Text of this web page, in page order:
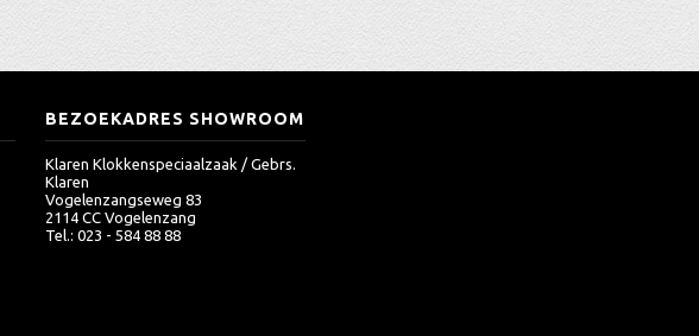
BEZOEKADRES SHOWROOM
Klaren Klokkenspeciaalzaak / Gebrs.
Klaren
Vogelenzangseweg 83
2114 CC Vogelenzang
Tel.: 023 - 584 88 88